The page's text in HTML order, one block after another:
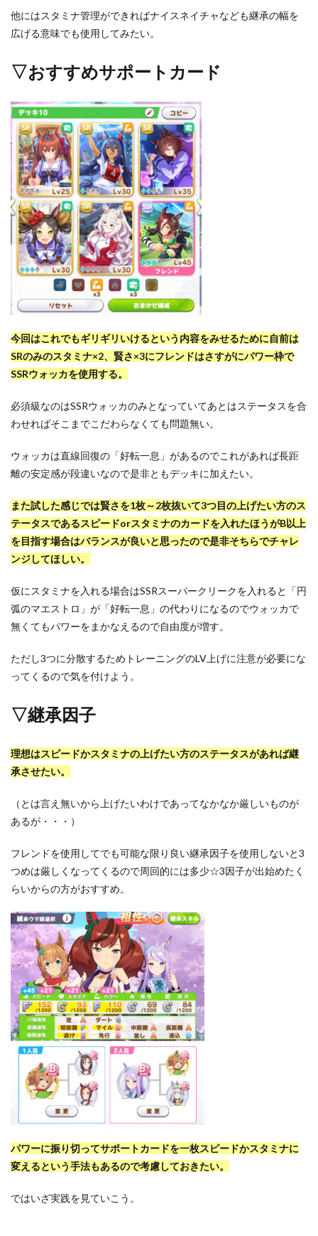
他にはスタミナ管理ができればナイスネイチャなども継承の幅を
広げる意味でも使用してみたい。
▽おすすめサポートカード
今回はこれでもギリギリいけるという内容をみせるために自前は
SRのみのスタミナ×2、賢さ×3にフレンドはさすがにパワー枠で
SSRウォッカを使用する。
必須級なのはSSRウォッカのみとなっていてあとはステータスを合
わせればそこまでこだわらなくても問題無い。
ウォッカは直線回復の「好転一息」があるのでこれがあれば長距
離の安定感が段違いなので是非ともデッキに加えたい。
また試した感じでは賢さを1枚～2枚抜いて3つ目の上げたい方のス
テータスであるスピードorスタミナのカードを入れたほうがB以上
を目指す場合はバランスが良いと思ったので是非そちらでチャレ
ンジしてほしい。
仮にスタミナを入れる場合はSSRスーパークリークを入れると「円
弧のマエストロ」が「好転一息」の代わりになるのでウォッカで
無くてもパワーをまかなえるので自由度が増す。
ただし3つに分散するためトレーニングのLV上げに注意が必要にな
ってくるので気を付けよう。
▽継承因子
理想はスピードかスタミナの上げたい方のステータスがあれば継
承させたい。
（とは言え無いから上げたいわけであってなかなか厳しいものが
あるが・・・）
フレンドを使用してでも可能な限り良い継承因子を使用しないと3
つめは厳しくなってくるので周回的には多少☆3因子が出始めたく
らいからの方がおすすめ。
パワーに振り切ってサポートカードを一枚スピードかスタミナに
変えるという手法もあるので考慮しておきたい。
ではいざ実践を見ていこう。